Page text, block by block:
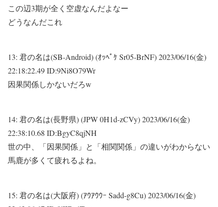
この辺3期が全く空虚なんだよなー
どうなんだこれ
13: 君の名は(SB-Android) (ｵｯﾍﾟｹ Sr05-BrNF)2023/06/16(金)
22:18:22.49 ID:9Ni8O79Wr
因果関係しかないだろw
14: 君の名は(長野県) (JPW 0H1d-zCVy)2023/06/16(金)
22:38:10.68 ID:BgyC8qjNH
世の中、「因果関係」と「相関関係」の違いがわからない
馬鹿が多くて疲れるよね。
15: 君の名は(大阪府) (ｱｳｱｳｳｰ Sadd-g8Cu)2023/06/16(金)